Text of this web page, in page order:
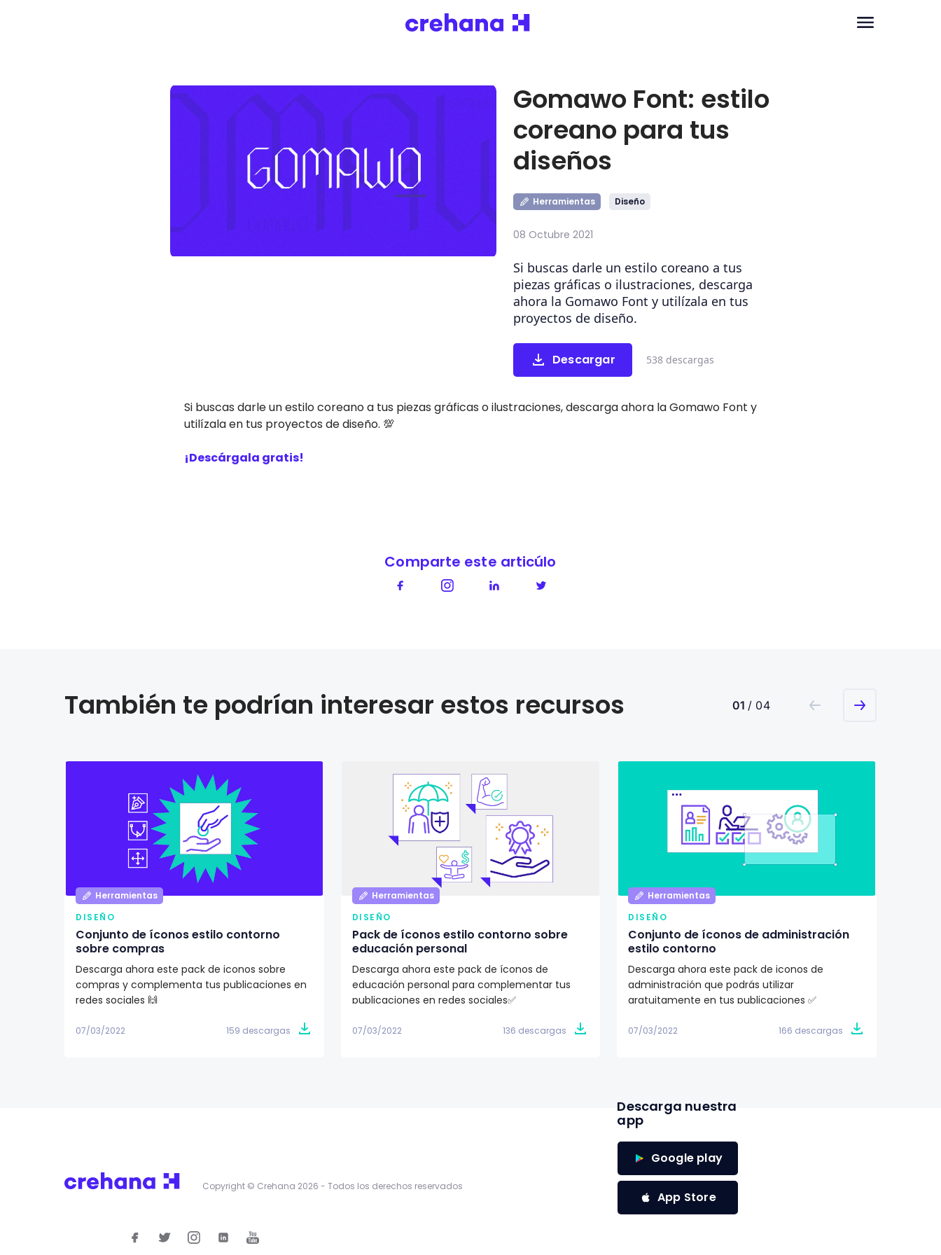
Gomawo Font: estilo
coreano para tus
diseños
Herramientas Diseño
08 Octubre 2021
Si buscas darle un estilo coreano a tus
piezas gráficas o ilustraciones, descarga
ahora la Gomawo Font y utilízala en tus
proyectos de diseño.
Descargar 538 descargas
Si buscas darle un estilo coreano a tus piezas gráficas o ilustraciones, descarga ahora la Gomawo Font y
utilízala en tus proyectos de diseño. 💯
¡Descárgala gratis!
Comparte este articúlo
También te podrían interesar estos recursos 01 / 04
Herramientas
DISEÑO
Conjunto de íconos estilo contorno
sobre compras
Descarga ahora este pack de iconos sobre
compras y complementa tus publicaciones en
redes sociales 🙌
07/03/2022 159 descargas
Herramientas
DISEÑO
Pack de íconos estilo contorno sobre
educación personal
Descarga ahora este pack de íconos de
educación personal para complementar tus
publicaciones en redes sociales✅
07/03/2022 136 descargas
Herramientas
DISEÑO
Conjunto de íconos de administración
estilo contorno
Descarga ahora este pack de iconos de
administración que podrás utilizar
gratuitamente en tus publicaciones ✅
07/03/2022 166 descargas
Copyright © Crehana 2026 - Todos los derechos reservados
Descarga nuestra
app
Google play
App Store